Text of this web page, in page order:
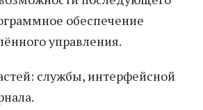
обеспечение
управления.
службы, интерфейсной